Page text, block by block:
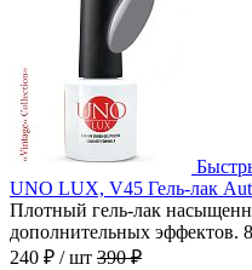
UNO LUX, V45 Гель-лак
Плотный гель-лак
дополнительных эффектов. 8
240 ₽ / шт 390 ₽